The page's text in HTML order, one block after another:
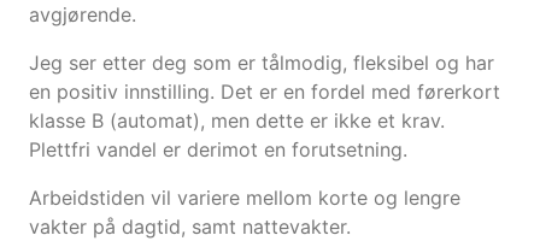
avgjørende.
Jeg ser etter deg som er tålmodig, fleksibel og har
en positiv innstilling. Det er en fordel med førerkort
klasse B (automat), men dette er ikke et krav.
Plettfri vandel er derimot en forutsetning.
Arbeidstiden vil variere mellom korte og lengre
vakter på dagtid, samt nattevakter.